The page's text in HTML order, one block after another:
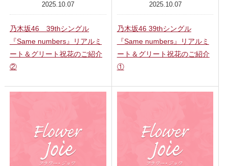
2025.10.07
乃木坂46 39thシングル
『Same numbers』リアルミ
ート＆グリート祝花のご紹介
②
2025.10.07
乃木坂46 39thシングル
『Same numbers』リアルミ
ート＆グリート祝花のご紹介
①